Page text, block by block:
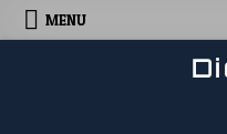
Skip to content
MENU